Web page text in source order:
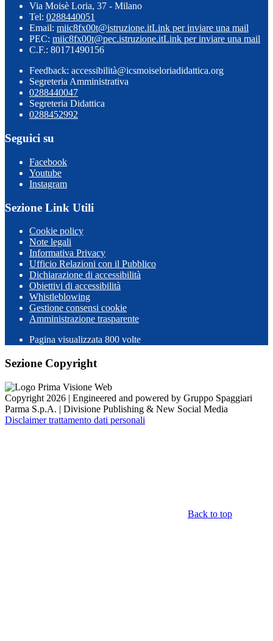
Via Moisè Loria, 37 - Milano
Tel: 0288440051
Email: miic8fx00t@istruzione.itLink per inviare una mail
PEC: miic8fx00t@pec.istruzione.itLink per inviare una mail
C.F.: 80171490156
Feedback: accessibilità@icsmoiseloriadidattica.org
Segreteria Amministrativa
0288440047
Segreteria Didattica
0288452992
Seguici su
Facebook
Youtube
Instagram
Sezione Link Utili
Cookie policy
Note legali
Informativa Privacy
Ufficio Relazioni con il Pubblico
Dichiarazione di accessibilità
Obiettivi di accessibilità
Whistleblowing
Gestione consensi cookie
Amministrazione trasparente
Pagina visualizzata 800 volte
Sezione Copyright
Copyright 2026 | Engineered and powered by Gruppo Spaggiari
Parma S.p.A. | Divisione Publishing & New Social Media
Disclaimer trattamento dati personali
Back to top